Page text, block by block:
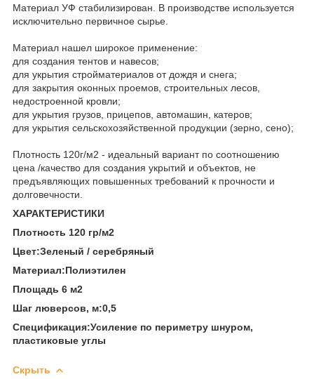
Материал УФ стабилизирован. В производстве используется
исключительно первичное сырье.
Материал нашел широкое применение:
для создания тентов и навесов;
для укрытия стройматериалов от дождя и снега;
для закрытия оконных проемов, строительных лесов,
недостроенной кровли;
для укрытия грузов, прицепов, автомашин, катеров;
для укрытия сельскохозяйственной продукции (зерно, сено);
Плотность 120г/м2 - идеальный вариант по соотношению
цена /качество для создания укрытий и объектов, не
предъявляющих повышенных требований к прочности и
долговечности.
ХАРАКТЕРИСТИКИ
Плотность 120 гр/м2
Цвет:Зеленый / серебряный
Материал:Полиэтилен
Площадь 6 м2
Шаг люверсов, м:0,5
Спецификация:Усиление по периметру шнуром,
пластиковые углы
Скрыть